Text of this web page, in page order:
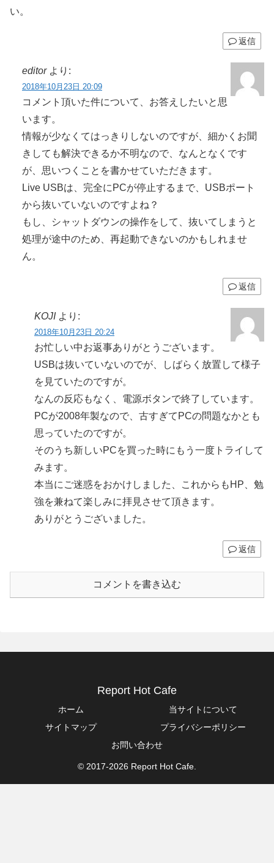
い。
返信
editor より:
2018年10月23日 20:09
コメント頂いた件について、お答えしたいと思
います。
情報が少なくてはっきりしないのですが、細かくお聞
きしても解決できるか不明なので、なんとなくです
が、思いつくことを書かせていただきます。
Live USBは、完全にPCが停止するまで、USBポート
から抜いていないのですよね？
もし、シャットダウンの操作をして、抜いてしまうと
処理が途中のため、再起動できないのかもしれませ
ん。
返信
KOJI より:
2018年10月23日 20:24
お忙しい中お返事ありがとうございます。
USBは抜いていないのでが、しばらく放置して様子
を見ていたのですが。
なんの反応もなく、電源ボタンで終了しています。
PCが2008年製なので、古すぎてPCの問題なかとも
思っていたのですが。
そのうち新しいPCを買った時にもう一度トライして
みます。
本当にご迷惑をおかけしました、これからもHP、勉
強を兼ねて楽しみに拝見させて頂きます。
ありがとうございました。
返信
コメントを書き込む
Report Hot Cafe
ホーム
当サイトについて
サイトマップ
プライバシーポリシー
お問い合わせ
© 2017-2026 Report Hot Cafe.